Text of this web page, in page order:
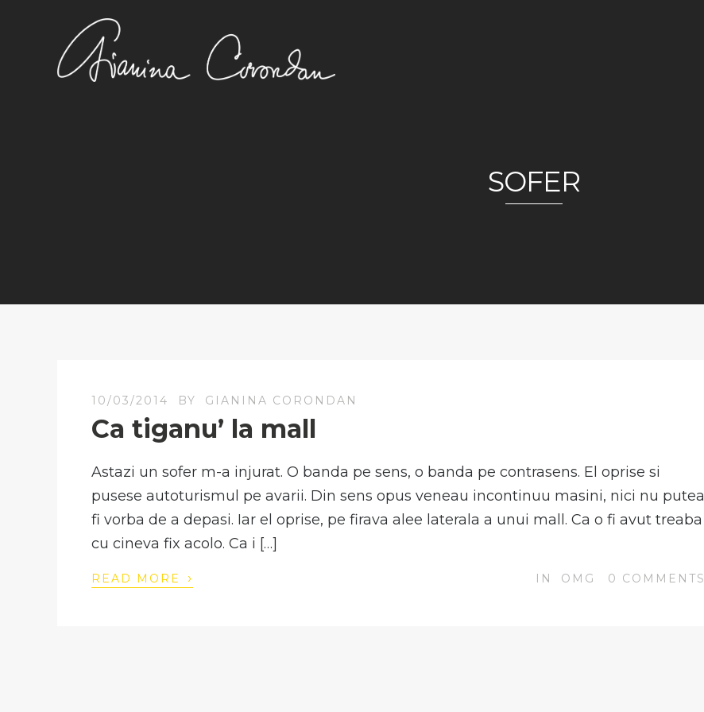
SOFER
10/03/2014 BY GIANINA CORONDAN
Ca tiganu’ la mall
Astazi un sofer m-a injurat. O banda pe sens, o banda pe contrasens. El oprise si
pusese autoturismul pe avarii. Din sens opus veneau incontinuu masini, nici nu putea
fi vorba de a depasi. Iar el oprise, pe firava alee laterala a unui mall. Ca o fi avut treaba
cu cineva fix acolo. Ca i […]
READ MORE › IN OMG 0 COMMENTS